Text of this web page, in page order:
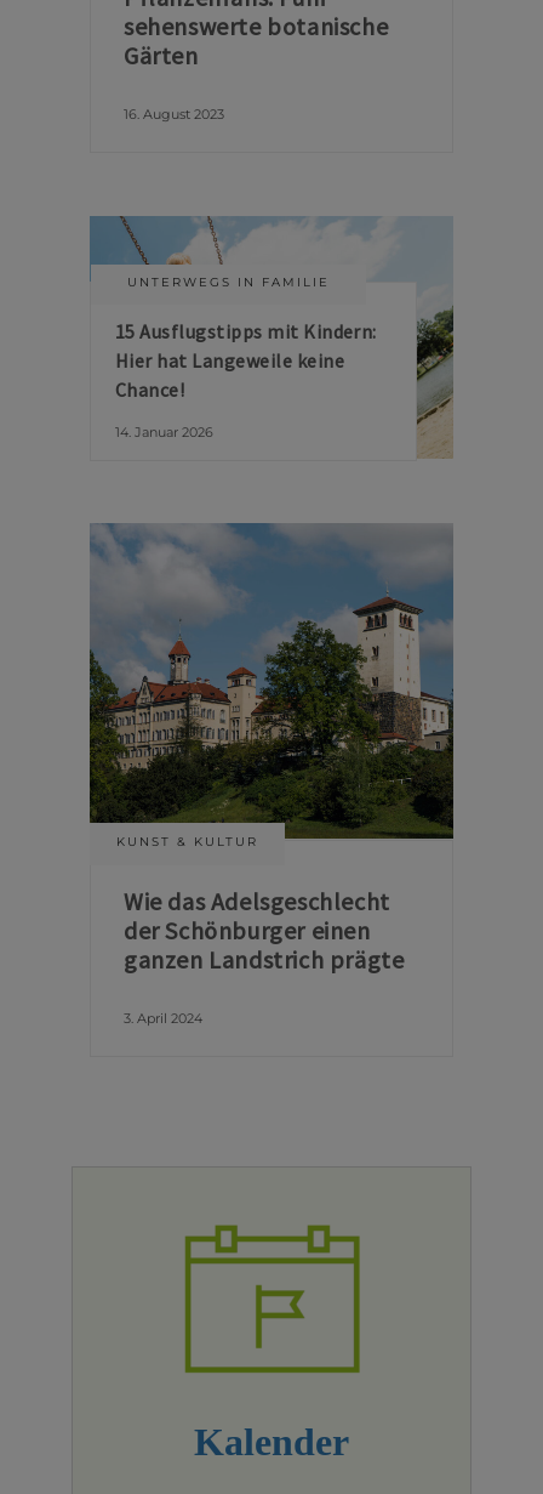
sehenswerte botanische
Gärten
16. August 2023
UNTERWEGS IN FAMILIE
15 Ausflugstipps mit Kindern:
Hier hat Langeweile keine
Chance!
14. Januar 2026
KUNST & KULTUR
Wie das Adelsgeschlecht
der Schönburger einen
ganzen Landstrich prägte
3. April 2024
Kalender